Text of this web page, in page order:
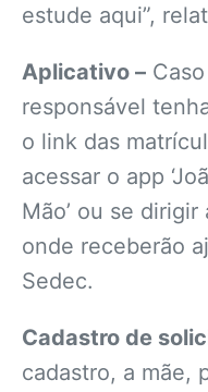
estude aqui”,
Aplicativo –
responsável
o link das
acessar o app
Mão’ ou se
onde receberão
Sedec.
Cadastro de
cadastro, a mãe,